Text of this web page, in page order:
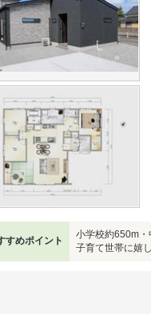
すめポイント
小学校約650m
子育て世帯に嬉